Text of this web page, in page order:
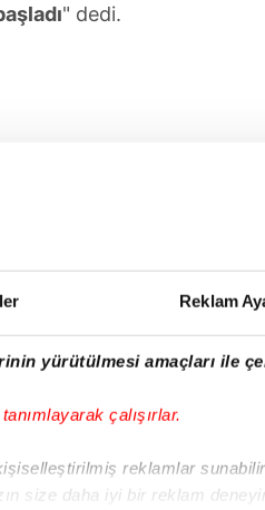
Reklam
yürütülmesi amaçları ile
çalışırlar.
reklamlar
size daha iyi bir reklam
" dedi.